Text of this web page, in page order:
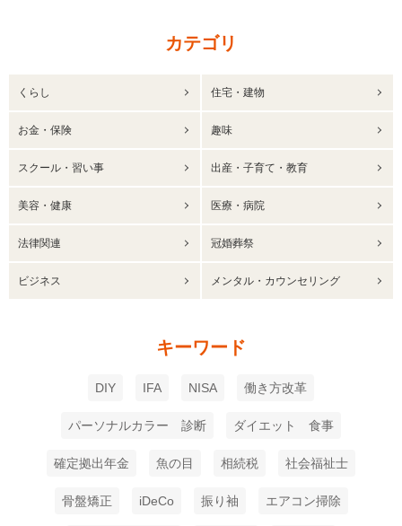
カテゴリ
くらし 住宅・建物
お金・保険 趣味
スクール・習い事 出産・子育て・教育
美容・健康 医療・病院
法律関連 冠婚葬祭
ビジネス メンタル・カウンセリング
キーワード
DIY IFA NISA 働き方改革
パーソナルカラー 診断 ダイエット 食事
確定拠出年金 魚の目 相続税 社会福祉士
骨盤矯正 iDeCo 振り袖 エアコン掃除